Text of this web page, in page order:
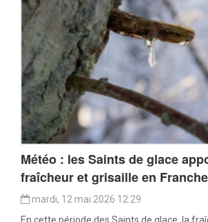
Météo : les Saints de glace
fraîcheur et grisaille en
mardi, 12 mai 2026 12:29
En cette période des Saints de glace, la